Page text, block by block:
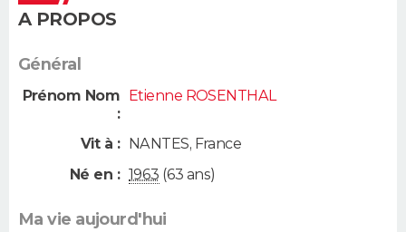
A PROPOS
Général
Prénom Nom
:
Etienne ROSENTHAL
Vit à : NANTES, France
Né en : 1963 (63 ans)
Ma vie aujourd'hui